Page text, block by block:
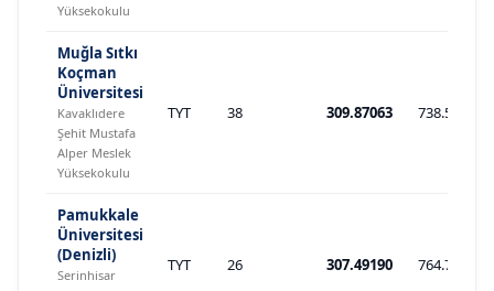
Yüksekokulu
Muğla Sıtkı
Koçman
Üniversitesi
Kavaklıdere
Şehit Mustafa
Alper Meslek
Yüksekokulu
TYT 38 309.87063 738.567
Pamukkale
Üniversitesi
(Denizli)
Serinhisar
TYT 26 307.49190 764.777